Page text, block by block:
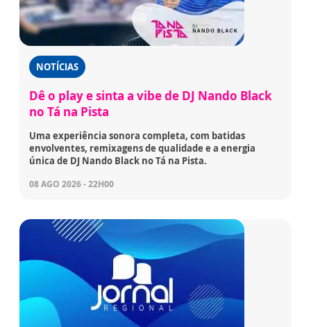
NOTÍCIAS
Dê o play e sinta a vibe de DJ Nando Black
no Tá na Pista
Uma experiência sonora completa, com batidas
envolventes, remixagens de qualidade e a energia
única de DJ Nando Black no Tá na Pista.
08 AGO 2026 - 22H00